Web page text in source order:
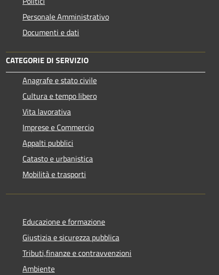
Personale Amministrativo
Documenti e dati
CATEGORIE DI SERVIZIO
Anagrafe e stato civile
Cultura e tempo libero
Vita lavorativa
Imprese e Commercio
Appalti pubblici
Catasto e urbanistica
Mobilità e trasporti
Educazione e formazione
Giustizia e sicurezza pubblica
Tributi,finanze e contravvenzioni
Ambiente